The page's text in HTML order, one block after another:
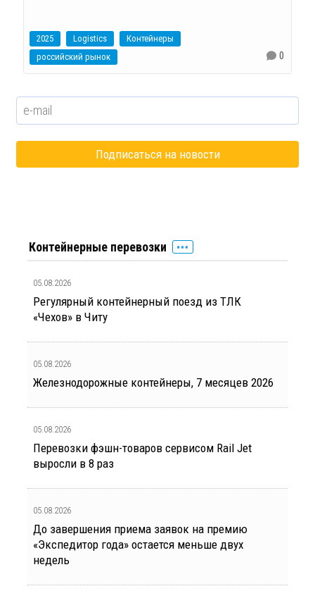
2025 Logistics
Контейнеры
российский рынок
0
Контейнерные перевозки
05.08.2026
Регулярный контейнерный поезд из ТЛК
«Чехов» в Читу
05.08.2026
Железнодорожные контейнеры, 7 месяцев 2026
05.08.2026
Перевозки фэшн-товаров сервисом Rail Jet
выросли в 8 раз
05.08.2026
До завершения приема заявок на премию
«Экспедитор года» остается меньше двух
недель